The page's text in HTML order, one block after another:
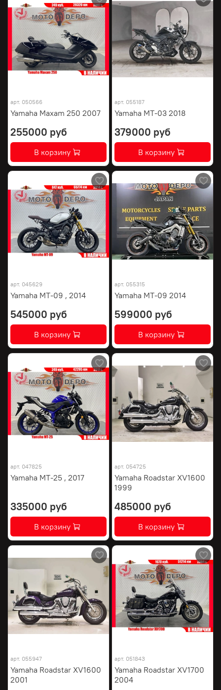
арт. 050566
Yamaha Maxam 250 2007
255000 руб
В корзину
арт. 055187
Yamaha MT-03 2018
379000 руб
В корзину
арт. 045629
Yamaha MT-09 , 2014
545000 руб
В корзину
арт. 055315
Yamaha MT-09 2014
599000 руб
В корзину
арт. 047825
Yamaha MT-25 , 2017
335000 руб
В корзину
арт. 054725
Yamaha Roadstar XV1600
1999
485000 руб
В корзину
арт. 055947
Yamaha Roadstar XV1600
2001
арт. 051843
Yamaha Roadstar XV1700
2004